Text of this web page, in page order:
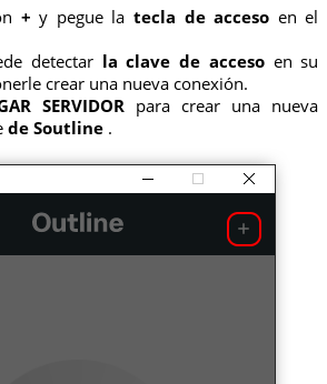
+ y pegue latecla de acceso en el
detectar la clave de accesoen su
crear una nueva conexión.
SERVIDOR para crear una nueva
de Soutline.